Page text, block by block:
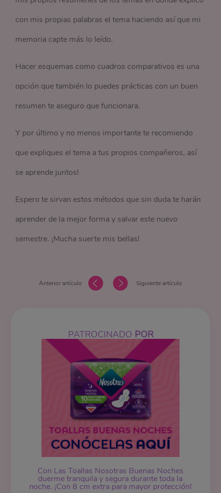
con mis propias palabras el tema haciendo así que mi
memoria capte más lo leído.
Hacer esquemas como cuadros comparativos es una
opción que también lo puedes prácticas con un buen
resumen te aseguro que funcionara.
Y por último y no menos importante te recomiendo
que expliques el tema a tus propios compañeros, así
se aprende juntos!
Espero te sirvan estos métodos que sin duda te harán
aprender de la mejor forma y salvar este nuevo
semestre. ¡Mucha suerte mis bellas!
Anterior artículo Siguiente artículo
PATROCINADO POR
Con Las Toallas Nosotras Buenas Noches
duerme tranquila y segura durante toda la
noche. ¡Con 8 cm extra para mayor protección!